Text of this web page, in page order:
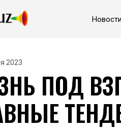
Новости
2023
ПОД